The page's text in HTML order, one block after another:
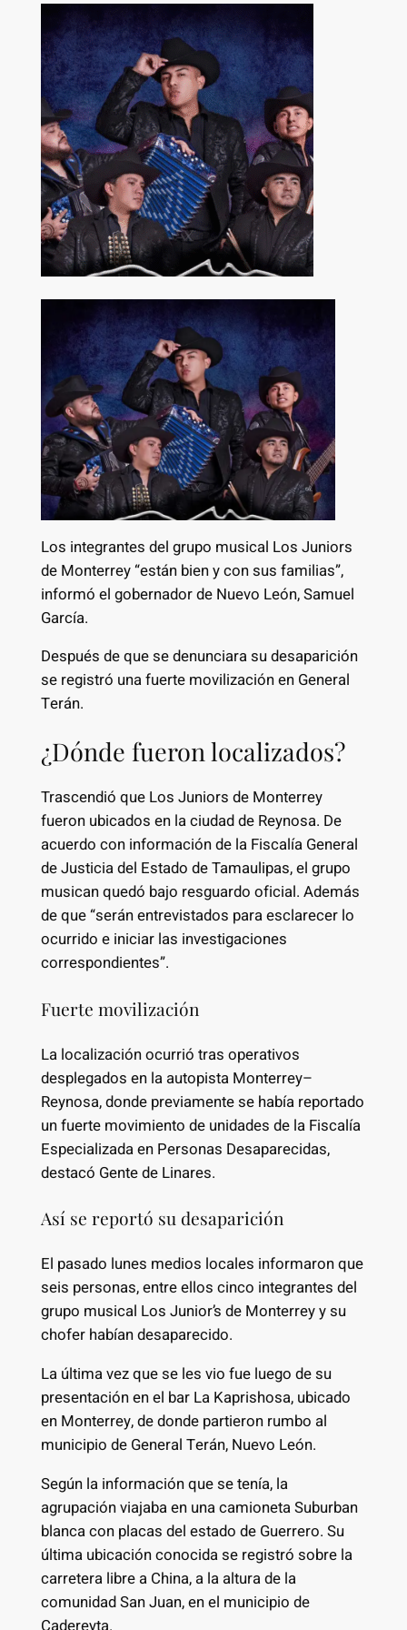
Los integrantes del grupo musical Los Juniors
de Monterrey “están bien y con sus familias”,
informó el gobernador de Nuevo León, Samuel
García.
Después de que se denunciara su desaparición
se registró una fuerte movilización en General
Terán.
¿Dónde fueron localizados?
Trascendió que Los Juniors de Monterrey
fueron ubicados en la ciudad de Reynosa. De
acuerdo con información de la Fiscalía General
de Justicia del Estado de Tamaulipas, el grupo
musican quedó bajo resguardo oficial. Además
de que “serán entrevistados para esclarecer lo
ocurrido e iniciar las investigaciones
correspondientes”.
Fuerte movilización
La localización ocurrió tras operativos
desplegados en la autopista Monterrey–
Reynosa, donde previamente se había reportado
un fuerte movimiento de unidades de la Fiscalía
Especializada en Personas Desaparecidas,
destacó Gente de Linares.
Así se reportó su desaparición
El pasado lunes medios locales informaron que
seis personas, entre ellos cinco integrantes del
grupo musical Los Junior’s de Monterrey y su
chofer habían desaparecido.
La última vez que se les vio fue luego de su
presentación en el bar La Kaprishosa, ubicado
en Monterrey, de donde partieron rumbo al
municipio de General Terán, Nuevo León.
Según la información que se tenía, la
agrupación viajaba en una camioneta Suburban
blanca con placas del estado de Guerrero. Su
última ubicación conocida se registró sobre la
carretera libre a China, a la altura de la
comunidad San Juan, en el municipio de